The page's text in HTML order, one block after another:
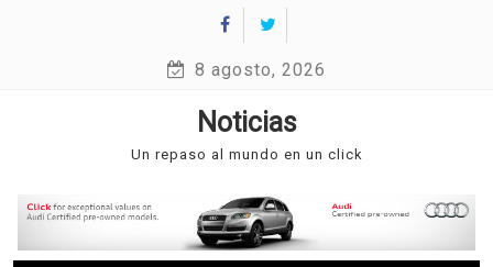
8 agosto, 2026
Noticias
Un repaso al mundo en un click